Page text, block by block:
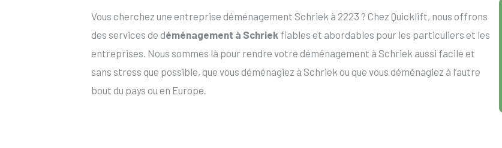
Vous cherchez une entreprise déménagement Schriek à 2223 ? Chez Quicklift, nous offrons
des services de déménagement à Schriek fiables et abordables pour les particuliers et les
entreprises. Nous sommes là pour rendre votre déménagement à Schriek aussi facile et
sans stress que possible, que vous déménagiez à Schriek ou que vous déménagiez à l’autre
bout du pays ou en Europe.